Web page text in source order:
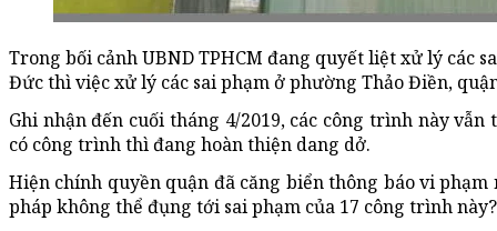
Trong bối cảnh UBND TPHCM đang quyết liệt xử lý các
Đức thì việc xử lý các sai phạm ở phường Thảo Điền,
Ghi nhận đến cuối tháng 4/2019, các công trình này
có công trình thì đang hoàn thiện dang dở.
Hiện chính quyền quận đã căng biển thông báo vi
pháp không thể đụng tới sai phạm của 17 công trình này?